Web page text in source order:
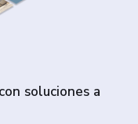
soluciones a